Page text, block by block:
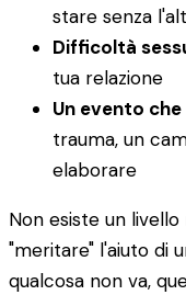
stare senza
Difficoltà
tua relazione
Un evento
trauma, un
elaborare
Non esiste un
"meritare" l'aiuto di
qualcosa non va,